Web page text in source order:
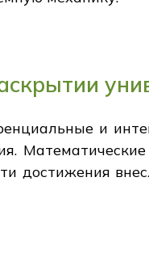
и
достижения